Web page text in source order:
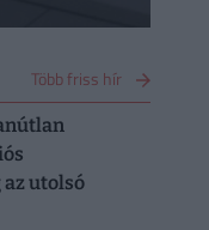
Több friss hír
utolsó